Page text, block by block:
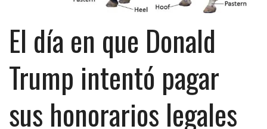
El día en que Donald
Trump intentó pagar
sus honorarios legales